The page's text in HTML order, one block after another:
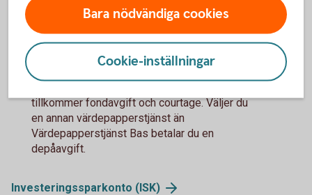
Bindningstid
Ingen, fria uttag.
tillkommer fondavgift och courtage. Väljer du
en annan värdepapperstjänst än
Värdepapperstjänst Bas betalar du en
depåavgift.
Investeringssparkonto (ISK)
Bara nödvändiga cookies
Cookie-inställningar